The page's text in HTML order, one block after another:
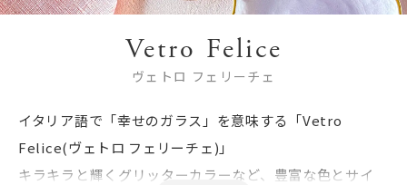
Vetro Felice
ヴェトロ フェリーチェ
イタリア語で「幸せのガラス」を意味する「Vetro
Felice(ヴェトロ フェリーチェ)」
キラキラと輝くグリッターカラーなど、豊富な色とサイ